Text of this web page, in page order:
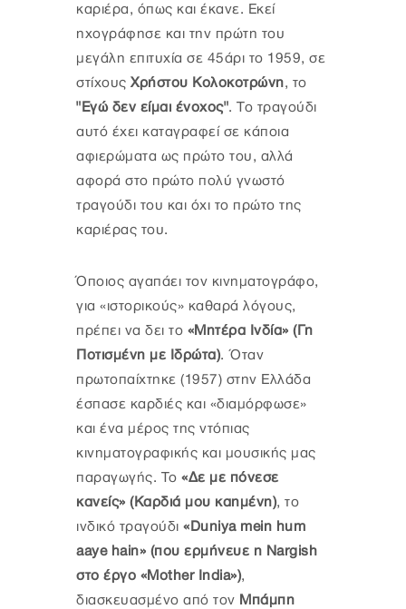
καριέρα, όπως και έκανε. Εκεί
ηχογράφησε και την πρώτη του
μεγάλη επιτυχία σε 45άρι το 1959, σε
στίχους Χρήστου Κολοκοτρώνη, το
"Εγώ δεν είμαι ένοχος". Το τραγούδι
αυτό έχει καταγραφεί σε κάποια
αφιερώματα ως πρώτο του, αλλά
αφορά στο πρώτο πολύ γνωστό
τραγούδι του και όχι το πρώτο της
καριέρας του.
Όποιος αγαπάει τον κινηματογράφο,
για «ιστορικούς» καθαρά λόγους,
πρέπει να δει το «Μητέρα Ινδία» (Γη
Ποτισμένη με Ιδρώτα). Όταν
πρωτοπαίχτηκε (1957) στην Ελλάδα
έσπασε καρδιές και «διαμόρφωσε»
και ένα μέρος της ντόπιας
κινηματογραφικής και μουσικής μας
παραγωγής. Το «Δε με πόνεσε
κανείς» (Καρδιά μου καημένη), το
ινδικό τραγούδι «Duniya mein hum
aaye hain» (που ερμήνευε η Nargish
στο έργο «Mother India»),
διασκευασμένο από τον Μπάμπη